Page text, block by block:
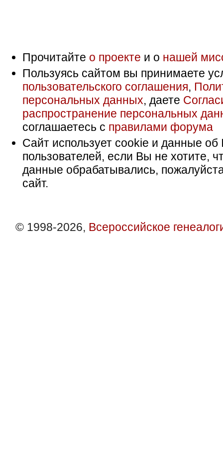
Прочитайте о проекте и о нашей
Пользуясь сайтом вы принимаете
пользовательского соглашения,
персональных данных, даете
распространение персональных
соглашаетесь с правилами форума
Сайт использует cookie и данные об
пользователей, если Вы не хотите,
данные обрабатывались,
сайт.
© 1998-2026, Всероссийское